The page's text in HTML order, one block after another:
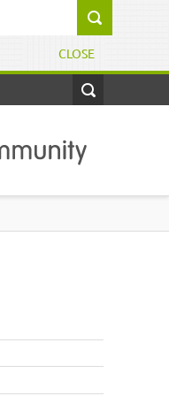
CLOSE